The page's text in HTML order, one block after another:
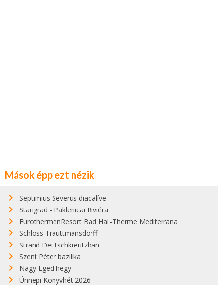
Mások épp ezt nézik
Septimius Severus diadalíve
Starigrad - Paklenicai Riviéra
EurothermenResort Bad Hall-Therme Mediterrana
Schloss Trauttmansdorff
Strand Deutschkreutzban
Szent Péter bazilika
Nagy-Eged hegy
Ünnepi Könyvhét 2026